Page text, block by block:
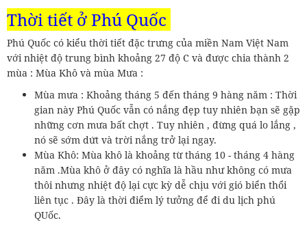
Thời tiết ở Phú Quốc
Phú Quốc có kiểu thời tiết đặc trưng của miền Nam Việt Nam
với nhiệt độ trung bình khoảng 27 độ C và được chia thành 2
mùa : Mùa Khô và mùa Mưa :
Mùa mưa : Khoảng tháng 5 đến tháng 9 hàng năm : Thời
gian này Phú Quốc vẫn có nắng đẹp tuy nhiên bạn sẽ gặp
những cơn mưa bất chợt . Tuy nhiên , đừng quá lo lắng ,
nó sẽ sớm dứt và trời nắng trở lại ngay.
Mùa Khô: Mùa khô là khoảng từ tháng 10 - tháng 4 hàng
năm .Mùa khô ở đây có nghĩa là hầu như không có mưa
thôi nhưng nhiệt độ lại cực kỳ dễ chịu với gió biển thổi
liên tục . Đây là thời điểm lý tưởng để đi du lịch phú
QUốc.